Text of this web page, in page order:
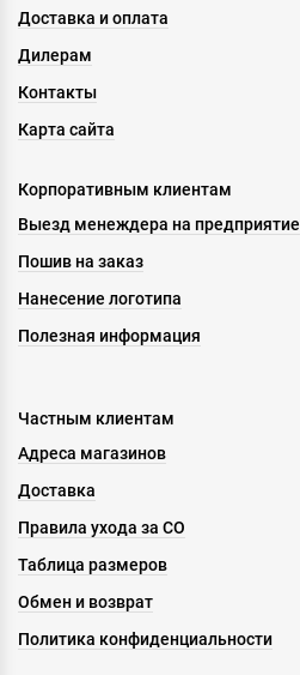
Доставка и оплата
Дилерам
Контакты
Карта сайта
Корпоративным клиентам
Выезд менеждера на предприятие
Пошив на заказ
Нанесение логотипа
Полезная информация
Частным клиентам
Адреса магазинов
Доставка
Правила ухода за СО
Таблица размеров
Обмен и возврат
Политика конфиденциальности